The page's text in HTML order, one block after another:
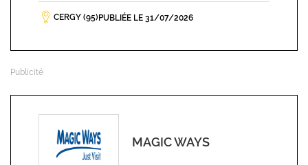
CERGY (95) PUBLIÉE LE 31/07/2026
MAGIC WAYS